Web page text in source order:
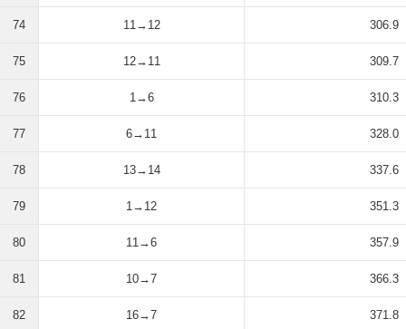
74 11→12 306.9
75 12→11 309.7
76 1→6 310.3
77 6→11 328.0
78 13→14 337.6
79 1→12 351.3
80 11→6 357.9
81 10→7 366.3
82 16→7 371.8